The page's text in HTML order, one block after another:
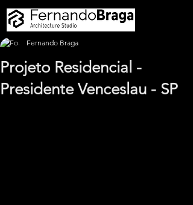
Projeto Residencial -
Presidente Venceslau - SP
Fernando Braga